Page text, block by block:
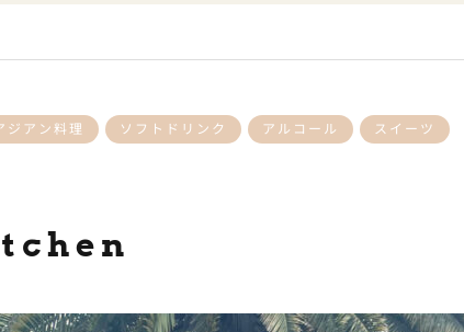
ジアン料理 ソフトドリンク アルコール
スイーツ